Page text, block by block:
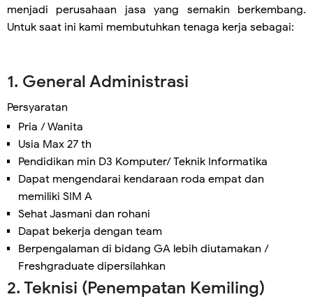
menjadi perusahaan jasa yang semakin berkembang.
Untuk saat ini kami membutuhkan tenaga kerja sebagai:
1. General Administrasi
Persyaratan
Pria / Wanita
Usia Max 27 th
Pendidikan min D3 Komputer/ Teknik Informatika
Dapat mengendarai kendaraan roda empat dan
memiliki SIM A
Sehat Jasmani dan rohani
Dapat bekerja dengan team
Berpengalaman di bidang GA lebih diutamakan /
Freshgraduate dipersilahkan
2. Teknisi (Penempatan Kemiling)